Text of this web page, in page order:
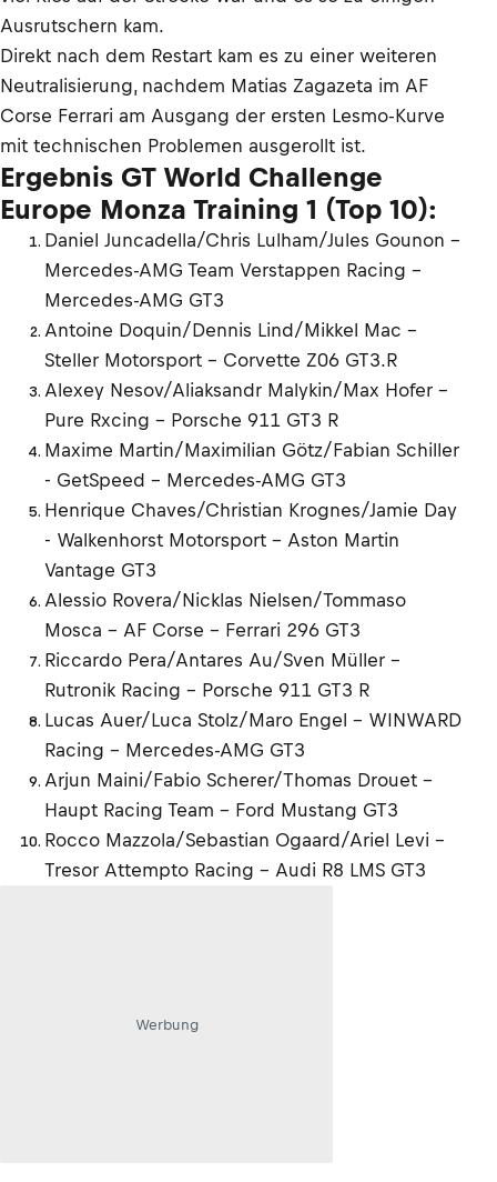
Ausrutschern kam.
Direkt nach dem Restart kam es zu einer weiteren
Neutralisierung, nachdem Matias Zagazeta im AF
Corse Ferrari am Ausgang der ersten Lesmo-Kurve
mit technischen Problemen ausgerollt ist.
Ergebnis GT World Challenge
Europe Monza Training 1 (Top 10):
Daniel Juncadella/Chris Lulham/Jules Gounon -
Mercedes-AMG Team Verstappen Racing -
Mercedes-AMG GT3
Antoine Doquin/Dennis Lind/Mikkel Mac -
Steller Motorsport - Corvette Z06 GT3.R
Alexey Nesov/Aliaksandr Malykin/Max Hofer -
Pure Rxcing - Porsche 911 GT3 R
Maxime Martin/Maximilian Götz/Fabian Schiller
- GetSpeed - Mercedes-AMG GT3
Henrique Chaves/Christian Krognes/Jamie Day
- Walkenhorst Motorsport - Aston Martin
Vantage GT3
Alessio Rovera/Nicklas Nielsen/Tommaso
Mosca - AF Corse - Ferrari 296 GT3
Riccardo Pera/Antares Au/Sven Müller -
Rutronik Racing - Porsche 911 GT3 R
Lucas Auer/Luca Stolz/Maro Engel - WINWARD
Racing - Mercedes-AMG GT3
Arjun Maini/Fabio Scherer/Thomas Drouet -
Haupt Racing Team - Ford Mustang GT3
Rocco Mazzola/Sebastian Ogaard/Ariel Levi -
Tresor Attempto Racing - Audi R8 LMS GT3
Werbung